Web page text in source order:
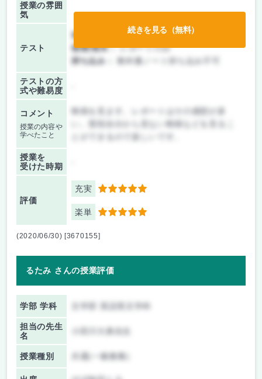
授業の雰囲
気
テスト
前期/中間：
レポートのみ
後期/期末：レポートのみ
持ち込み：
教科書ノート持ち込み不可
テストの方
式や難易度
コメント
授業の内容や
学べたこと
授業を
受けた時期
評価
充実 5
楽単 5
続きを見る（無料）
(2020/06/30) [3670155]
るたみ さんの授業評価
学部 学科
担当の先生
名
授業種別 共通(一般教養)